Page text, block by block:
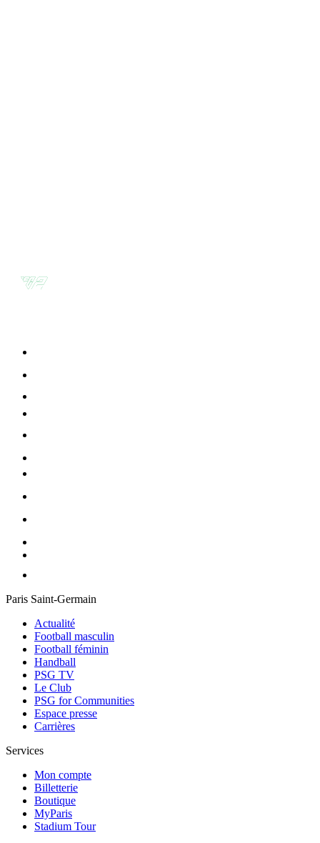
Paris Saint-Germain
Actualité
Football masculin
Football féminin
Handball
PSG TV
Le Club
PSG for Communities
Espace presse
Carrières
Services
Mon compte
Billetterie
Boutique
MyParis
Stadium Tour